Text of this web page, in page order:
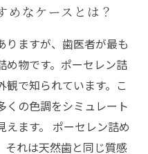
めなケースとは？
りますが、歯医者が最も
め物です。ポーセレン詰
観で知られています。こ
くの色調をシミュレート
ます。 ポーセレン詰め
それは天然歯と同じ質感